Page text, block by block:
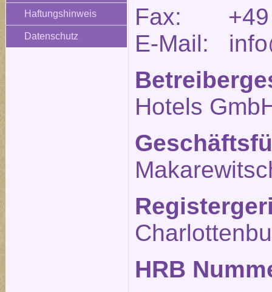
Haftungshinweis
Datenschutz
Fax: +49
E-Mail:
Hotels
HRB